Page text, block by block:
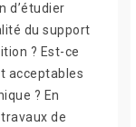
d’étudier
du support
? Est-ce
acceptables
? En
de